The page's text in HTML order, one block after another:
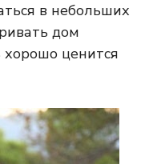
в небольших
дом
хорошо ценится